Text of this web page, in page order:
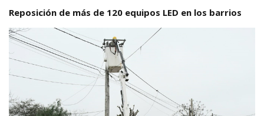
Reposición de más de 120 equipos LED en los barrios